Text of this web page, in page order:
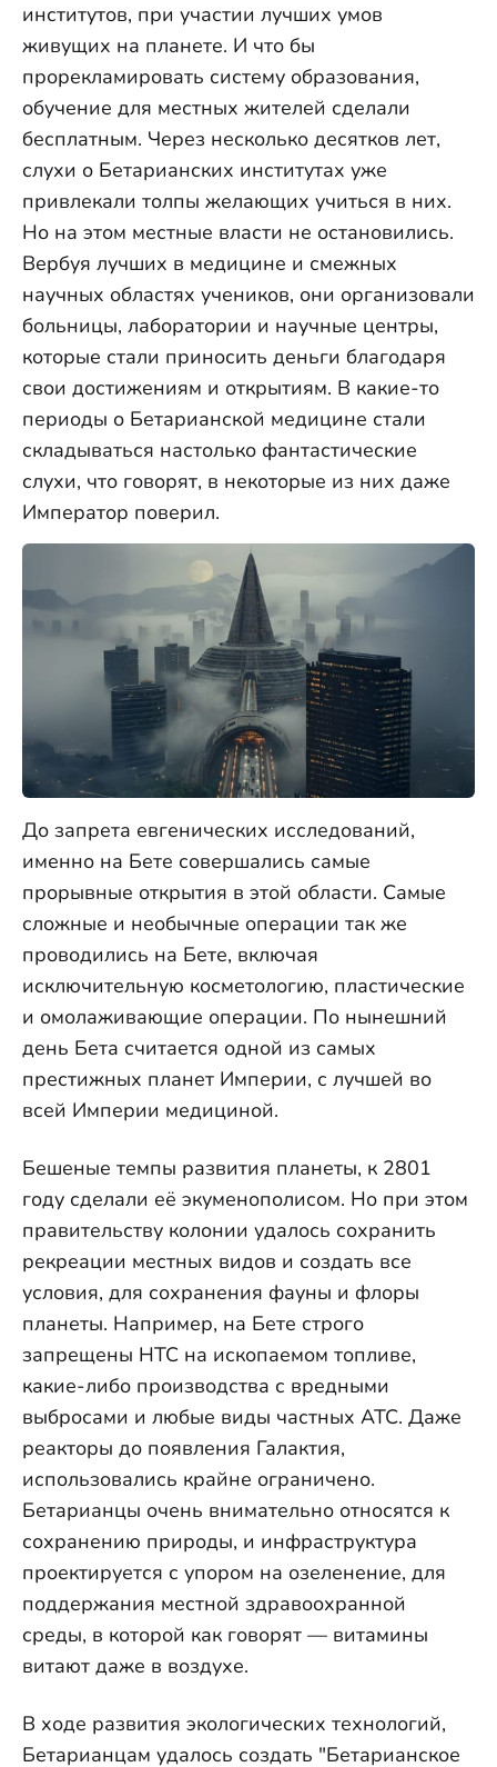
институтов, при участии лучших умов
живущих на планете. И что бы
прорекламировать систему образования,
обучение для местных жителей сделали
бесплатным. Через несколько десятков лет,
слухи о Бетарианских институтах уже
привлекали толпы желающих учиться в них.
Но на этом местные власти не остановились.
Вербуя лучших в медицине и смежных
научных областях учеников, они организовали
больницы, лаборатории и научные центры,
которые стали приносить деньги благодаря
свои достижениям и открытиям. В какие-то
периоды о Бетарианской медицине стали
складываться настолько фантастические
слухи, что говорят, в некоторые из них даже
Император поверил.
До запрета евгенических исследований,
именно на Бете совершались самые
прорывные открытия в этой области. Самые
сложные и необычные операции так же
проводились на Бете, включая
исключительную косметологию, пластические
и омолаживающие операции. По нынешний
день Бета считается одной из самых
престижных планет Империи, с лучшей во
всей Империи медициной.
Бешеные темпы развития планеты, к 2801
году сделали её экуменополисом. Но при этом
правительству колонии удалось сохранить
рекреации местных видов и создать все
условия, для сохранения фауны и флоры
планеты. Например, на Бете строго
запрещены НТС на ископаемом топливе,
какие-либо производства с вредными
выбросами и любые виды частных АТС. Даже
реакторы до появления Галактия,
использовались крайне ограничено.
Бетарианцы очень внимательно относятся к
сохранению природы, и инфраструктура
проектируется с упором на озеленение, для
поддержания местной здравоохранной
среды, в которой как говорят — витамины
витают даже в воздухе.
В ходе развития экологических технологий,
Бетарианцам удалось создать "Бетарианское